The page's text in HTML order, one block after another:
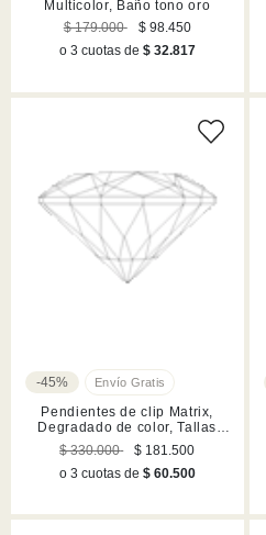
Multicolor, Baño tono oro
$ 179.000
$ 98.450
o 3 cuotas de $ 32.817
-45%
Pendientes de clip Matrix,
Degradado de color, Tallas
redondas, Morados, Acabado
en rodio
$ 330.000
$ 181.500
o 3 cuotas de $ 60.500